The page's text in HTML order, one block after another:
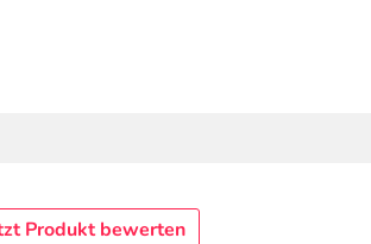
Produkt bewerten